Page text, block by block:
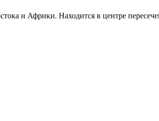
и Африки. Находится в центре